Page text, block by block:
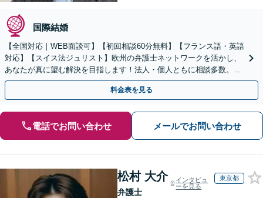
国際結婚
【全国対応｜WEB面談可】【初回相談60分無料】【フランス語・英語
対応】【スイス法ジュリスト】欧州の弁護士ネットワークを活かし、
あなたが真に望む解決を目指します！法人・個人ともに相談多数。細
やかな連絡と粘り強い交渉を徹底【休日・夜間相談可】
料金表を見る
電話でお問い合わせ メールでお問い合わせ
松村 大介
弁護士
インタビュ
ーを見る
東京都